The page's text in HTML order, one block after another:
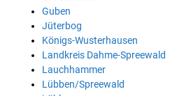
Guben
Jüterbog
Königs-Wusterhausen
Landkreis Dahme-Spreewald
Lauchhammer
Lübben/Spreewald